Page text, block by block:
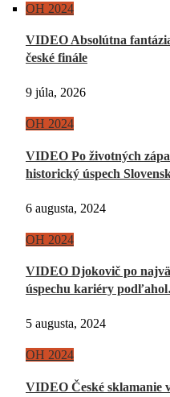
OH 2024
VIDEO Absolútna
české finále
9 júla, 2026
OH 2024
VIDEO Po životných
historický úspech
6 augusta, 2024
OH 2024
VIDEO Djokovič po
úspechu kariéry
5 augusta, 2024
OH 2024
VIDEO České sklamanie